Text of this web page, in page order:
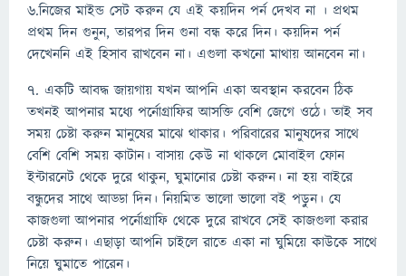
৬.নিজের মাইন্ড সেট করুন যে এই কয়দিন পর্ন দেখব না । প্রথম
প্রথম দিন গুনুন, তারপর দিন গুনা বন্ধ করে দিন। কয়দিন পর্ন
দেখেননি এই হিসাব রাখবেন না। এগুলা কখনো মাথায় আনবেন না।
৭. একটি আবদ্ধ জায়গায় যখন আপনি একা অবস্থান করবেন ঠিক
তখনই আপনার মধ্যে পর্নোগ্রাফির আসক্তি বেশি জেগে ওঠে। তাই সব
সময় চেষ্টা করুন মানুষের মাঝে থাকার। পরিবারের মানুষদের সাথে
বেশি বেশি সময় কাটান। বাসায় কেউ না থাকলে মোবাইল ফোন
ইন্টারনেট থেকে দুরে থাকুন, ঘুমানোর চেষ্টা করুন। না হয় বাইরে
বন্ধুদের সাথে আড্ডা দিন। নিয়মিত ভালো ভালো বই পড়ুন। যে
কাজগুলা আপনার পর্নোগ্রাফি থেকে দুরে রাখবে সেই কাজগুলা করার
চেষ্টা করুন। এছাড়া আপনি চাইলে রাতে একা না ঘুমিয়ে কাউকে সাথে
নিয়ে ঘুমাতে পারেন।